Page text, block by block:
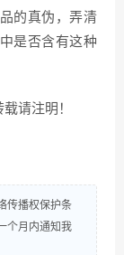
的真伪，弄清
是否含有这种
请注明！
传播权保护条
个月内通知我